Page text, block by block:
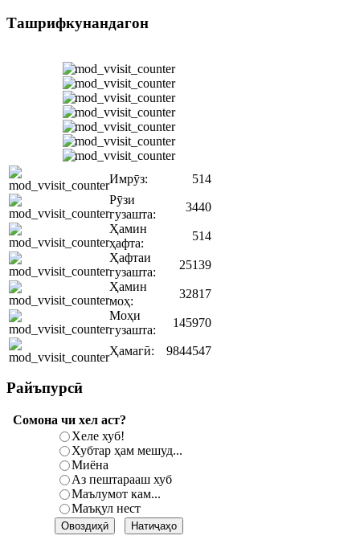
Ташрифкунандагон
Имрӯз:
514
Рӯзи
гузашта:
3440
Ҳамин
ҳафта:
514
Ҳафтаи
гузашта:
25139
Ҳамин
моҳ:
32817
Моҳи
гузашта:
145970
Ҳамагӣ: 9844547
Райъпурсӣ
Сомона чи хел аст?
Хеле хуб!
Хубтар ҳам мешуд...
Миёна
Аз пештарааш хуб
Маълумот кам...
Маъқул нест